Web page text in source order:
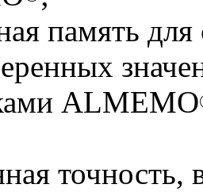
память
ALMEMO
точность,